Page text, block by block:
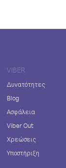
VIBER
Δυνατότητες
Blog
Ασφάλεια
Viber Out
Χρεώσεις
Υποστήριξη